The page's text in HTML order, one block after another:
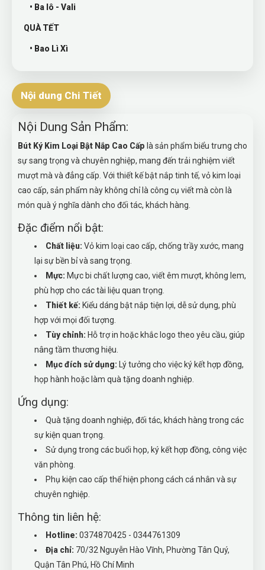
• Ba lô - Vali
QUÀ TẾT
• Bao Lì Xì
Nội dung Chi Tiết
Nội Dung Sản Phẩm:
Bút Ký Kim Loại Bật Nắp Cao Cấp là sản phẩm biểu trưng cho
sự sang trọng và chuyên nghiệp, mang đến trải nghiệm viết
mượt mà và đẳng cấp. Với thiết kế bật nắp tinh tế, vỏ kim loại
cao cấp, sản phẩm này không chỉ là công cụ viết mà còn là
món quà ý nghĩa dành cho đối tác, khách hàng.
Đặc điểm nổi bật:
Chất liệu: Vỏ kim loại cao cấp, chống trầy xước, mang
lại sự bền bỉ và sang trọng.
Mực: Mực bi chất lượng cao, viết êm mượt, không lem,
phù hợp cho các tài liệu quan trọng.
Thiết kế: Kiểu dáng bật nắp tiện lợi, dễ sử dụng, phù
hợp với mọi đối tượng.
Tùy chỉnh: Hỗ trợ in hoặc khắc logo theo yêu cầu, giúp
nâng tầm thương hiệu.
Mục đích sử dụng: Lý tưởng cho việc ký kết hợp đồng,
họp hành hoặc làm quà tặng doanh nghiệp.
Ứng dụng:
Quà tặng doanh nghiệp, đối tác, khách hàng trong các
sự kiện quan trọng.
Sử dụng trong các buổi họp, ký kết hợp đồng, công việc
văn phòng.
Phụ kiện cao cấp thể hiện phong cách cá nhân và sự
chuyên nghiệp.
Thông tin liên hệ:
Hotline: 0374870425 - 0344761309
Địa chỉ: 70/32 Nguyễn Hào Vĩnh, Phường Tân Quý,
Quận Tân Phú, Hồ Chí Minh